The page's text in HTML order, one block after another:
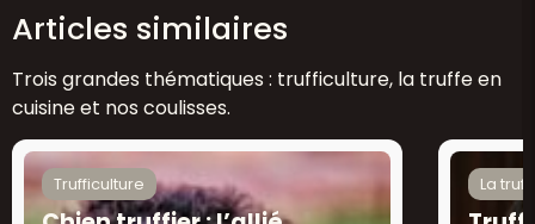
Articles similaires
Trois grandes thématiques : trufficulture, la truffe en
cuisine et nos coulisses.
Trufficulture La